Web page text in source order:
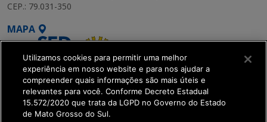
CEP.: 79.031-350
MAPA
SETDIG | Secretaria-
Utilizamos cookies para permitir uma melhor
experiência em nosso website e para nos ajudar a
compreender quais informações são mais úteis e
relevantes para você. Conforme Decreto Estadual
15.572/2020 que trata da LGPD no Governo do Estado
de Mato Grosso do Sul.